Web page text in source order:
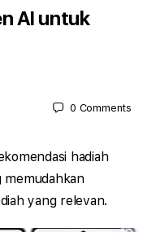
AI untuk
0 Comments
hadiah
memudahkan
yang relevan.